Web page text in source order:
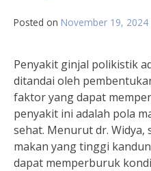
Posted on November 19, 2024
Penyakit ginjal polikistik
ditandai oleh
faktor yang dapat
penyakit ini adalah pola
sehat. Menurut dr. Widya,
makan yang tinggi
dapat memperburuk